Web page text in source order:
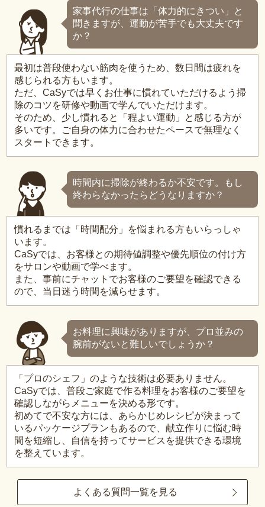
家事代行の仕事は「体力的にきつい」と
聞きますが、運動が苦手でも大丈夫です
か？
最初は普段使わない筋肉を使うため、数日間は疲れを
感じられる方もいます。
ただ、CaSyでは早くお仕事に慣れていただけるよう掃
除のコツを研修や動画で学んでいただけます。
そのため、少し慣れると「程よい運動」と感じる方が
多いです。ご自身の体力に合わせたペースで無理なく
スタートできます。
時間内に掃除が終わるか不安です。もし
終わらなかったらどうなりますか？
慣れるまでは「時間配分」を悩まれる方もいらっしゃ
います。
CaSyでは、お客様との期待値調整や優先順位の付け方
をサロンや動画で学べます。
また、事前にチャットでお客様のご要望を確認できる
ので、当日迷う時間を減らせます。
お料理に興味がありますが、プロ並みの
腕前がないと難しいでしょうか？
「プロのシェフ」のような技術は必要ありません。
CaSyでは、普段ご家庭で作る料理をお客様のご要望を
確認しながらメニューを決める形です。
初めてで不安な方には、あらかじめレシピが決まって
いるパッケージプランもあるので、献立作りに悩む時
間を短縮し、自信を持ってサービスを提供できる環境
を整えています。
よくある質問一覧を見る